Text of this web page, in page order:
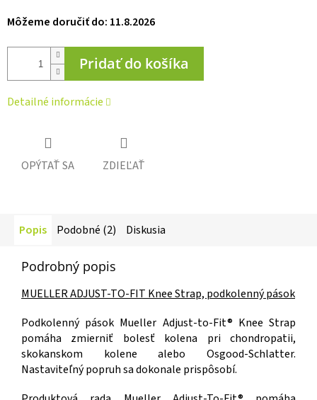
Môžeme doručiť do: 11.8.2026
Pridať do košíka
Detailné informácie
OPÝTAŤ SA ZDIEĽAŤ
Popis Podobné (2) Diskusia
Podrobný popis
MUELLER ADJUST-TO-FIT Knee Strap, podkolenný pások
Podkolenný pások Mueller Adjust-to-Fit® Knee Strap
pomáha zmierniť bolesť kolena pri chondropatii,
skokanskom kolene alebo Osgood-Schlatter.
Nastaviteľný popruh sa dokonale prispôsobí.